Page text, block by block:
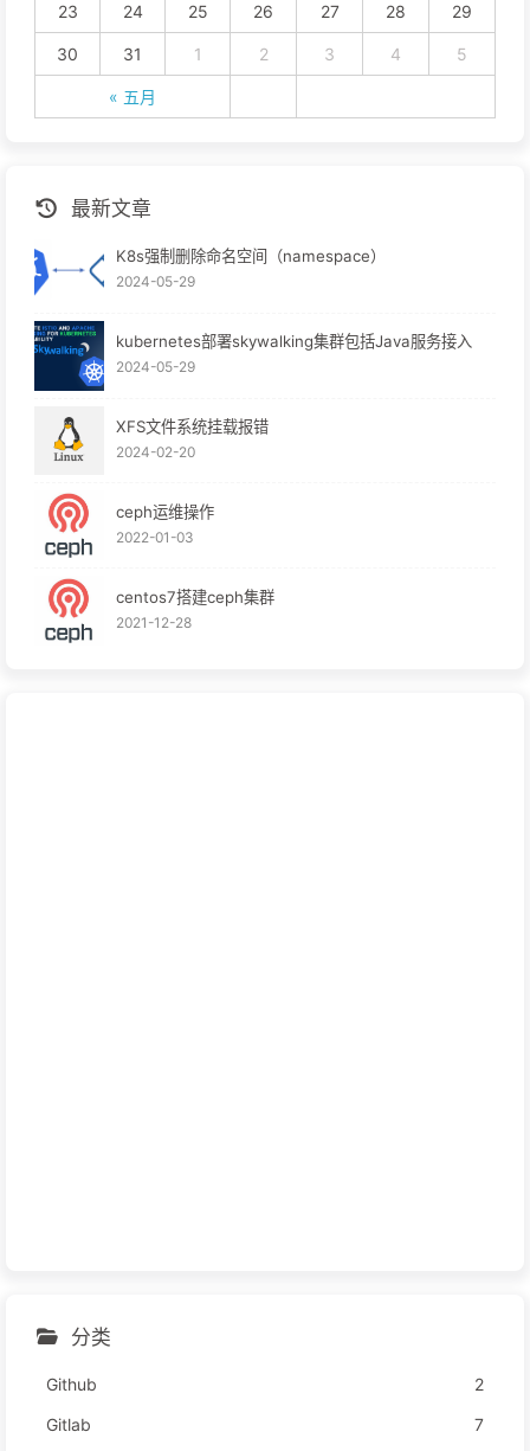
« 五月
23 24 25 26 27 28 29
30 31 1 2 3 4 5
最新文章
K8s强制删除命名空间（namespace）
2024-05-29
kubernetes部署skywalking集群包括Java服务接入
2024-05-29
XFS文件系统挂载报错
2024-02-20
ceph运维操作
2022-01-03
centos7搭建ceph集群
2021-12-28
分类
Github
2
Gitlab
7